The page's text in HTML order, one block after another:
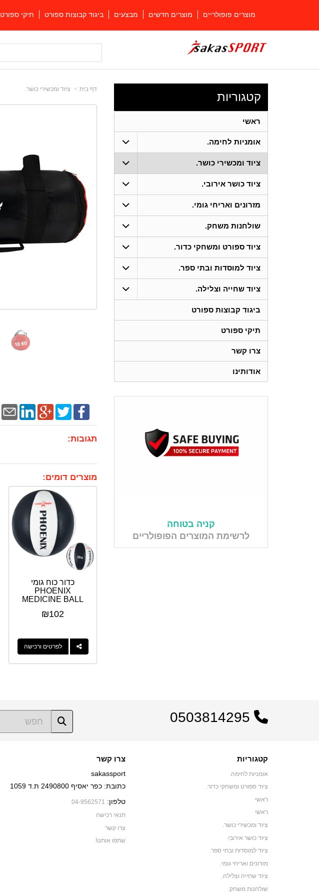
מוצרים פופולריים מוצרים חדשים מבצעים ביגוד קבוצות ספורט תיקי ספורט
דף בית ציוד ומכשירי כושר.
תגובות:
מוצרים דומים:
כדור כוח גומי
PHOENIX
MEDICINE BALL
₪102
לפרטים ורכישה
קטגוריות
ראשי
אומניות לחימה.
ציוד ומכשירי כושר.
ציוד כושר אירובי.
מזרונים ואריחי גומי.
שולחנות משחק.
ציוד ספורט ומשחקי כדור.
ציוד למוסדות ובתי ספר.
ציוד שחייה וצלילה.
ביגוד קבוצות ספורט
תיקי ספורט
צרו קשר
אודותינו
קניה בטוחה
לרשימת המוצרים הפופולריים
קטגוריות
אומניות לחימה.
ציוד ספורט ומשחקי כדור.
ראשי
ראשי
ציוד ומכשירי כושר.
ציוד כושר אירובי.
ציוד למוסדות ובתי ספר.
מזרונים ואריחי גומי.
ציוד שחייה וצלילה.
שולחנות משחק.
צרו קשר
sakassport
כתובת: כפר יאסיף 2490800 ת.ד 1059
טלפון: 04-9562571
תנאי רכישה
צרו קשר
שתפו אותנו!